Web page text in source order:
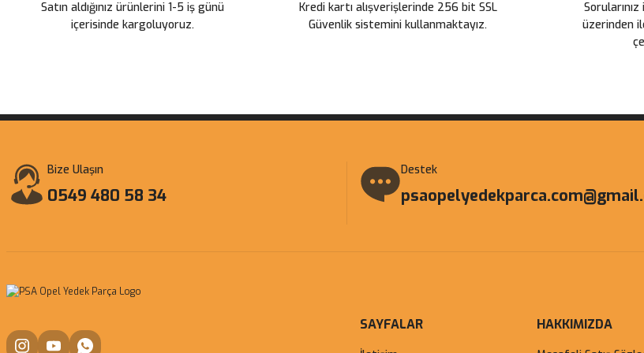
Satın aldığınız ürünlerini 1-5 iş günü
içerisinde kargoluyoruz.
Kredi kartı alışverişlerinde 256 bit SSL
Güvenlik sistemini kullanmaktayız.
üzerinden
Bize Ulaşın
0549 480 58 34
Destek
SAYFALAR HAKKIMIZDA